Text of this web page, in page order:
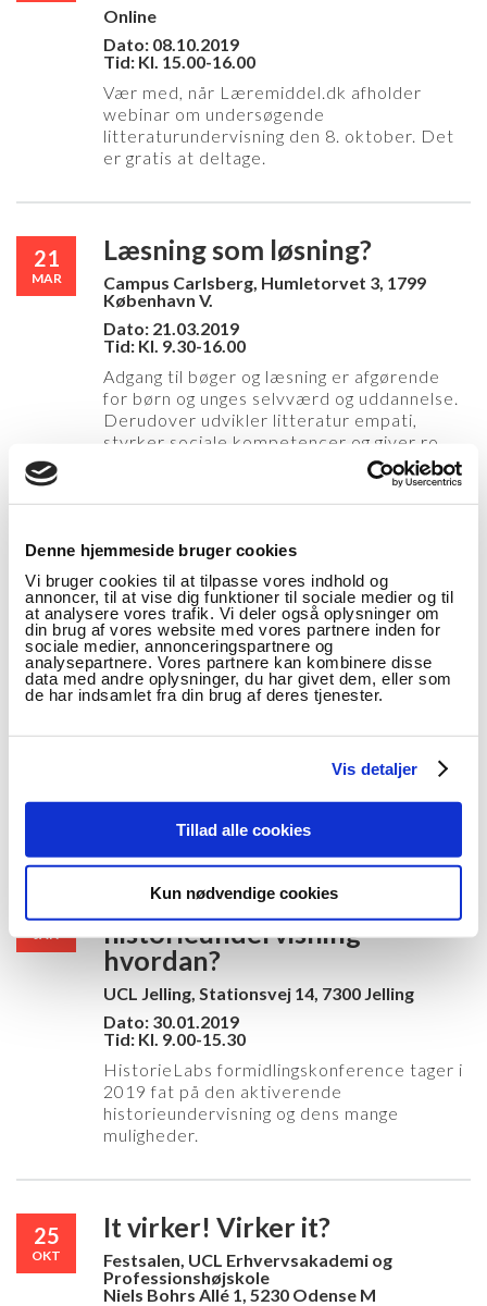
Denne hjemmeside bruger cookies
Vi bruger cookies til at tilpasse vores indhold og
annoncer, til at vise dig funktioner til sociale medier og til
at analysere vores trafik. Vi deler også oplysninger om
din brug af vores website med vores partnere inden for
sociale medier, annonceringspartnere og
analysepartnere. Vores partnere kan kombinere disse
data med andre oplysninger, du har givet dem, eller som
de har indsamlet fra din brug af deres tjenester.
Vis detaljer
Tillad alle cookies
Kun nødvendige cookies
Online
Dato: 08.10.2019
Tid: Kl. 15.00-16.00
Vær med, når Læremiddel.dk afholder
webinar om undersøgende
litteraturundervisning den 8. oktober. Det
er gratis at deltage.
21
MAR
Læsning som løsning?
Campus Carlsberg, Humletorvet 3, 1799
København V.
Dato: 21.03.2019
Tid: Kl. 9.30-16.00
Adgang til bøger og læsning er afgørende
for børn og unges selvværd og uddannelse.
Derudover udvikler litteratur empati,
styrker sociale kompetencer og giver ro.
14
MAR
2019
Københavns Professionshøjskole,
Humletorvet 3, 1799 København V.
Auditorium W2.04.
Dato: 14.03.2019
Tid: Kl. 9.30-16.00
Er den fin med kompasset? Hvem sætter
grundskolen, ungdomsuddannelserne,
30
JAN
Aktiverende
historieundervisning –
hvordan?
UCL Jelling, Stationsvej 14, 7300 Jelling
Dato: 30.01.2019
Tid: Kl. 9.00-15.30
HistorieLabs formidlingskonference tager i
2019 fat på den aktiverende
historieundervisning og dens mange
muligheder.
25
OKT
It virker! Virker it?
Festsalen, UCL Erhvervsakademi og
Professionshøjskole
Niels Bohrs Allé 1, 5230 Odense M